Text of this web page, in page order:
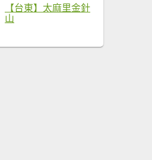
【台東】太麻里金針
山